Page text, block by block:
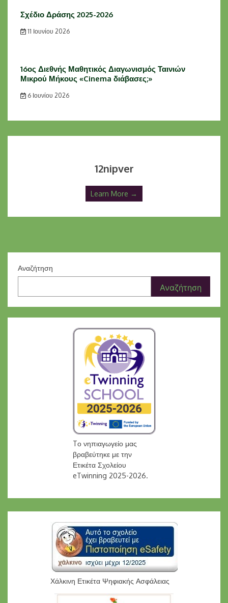
Σχέδιο Δράσης 2025-2026
11 Ιουνίου 2026
16ος Διεθνής Μαθητικός Διαγωνισμός Ταινιών
Μικρού Μήκους «Cinema διάβασες;»
6 Ιουνίου 2026
12nipver
Learn More →
Αναζήτηση
Αναζήτηση
Tο νηπιαγωγείο μας
βραβεύτηκε με την
Ετικέτα Σχολείου
eTwinning 2025-2026.
Χάλκινη Ετικέτα Ψηφιακής Ασφάλειας